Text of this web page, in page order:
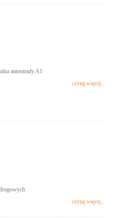
autostrady A1
czytaj więcej...
czytaj więcej...